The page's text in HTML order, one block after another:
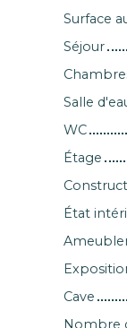
Surface
Séjour
Salle
WC
Étage
État
Cave
Nombre